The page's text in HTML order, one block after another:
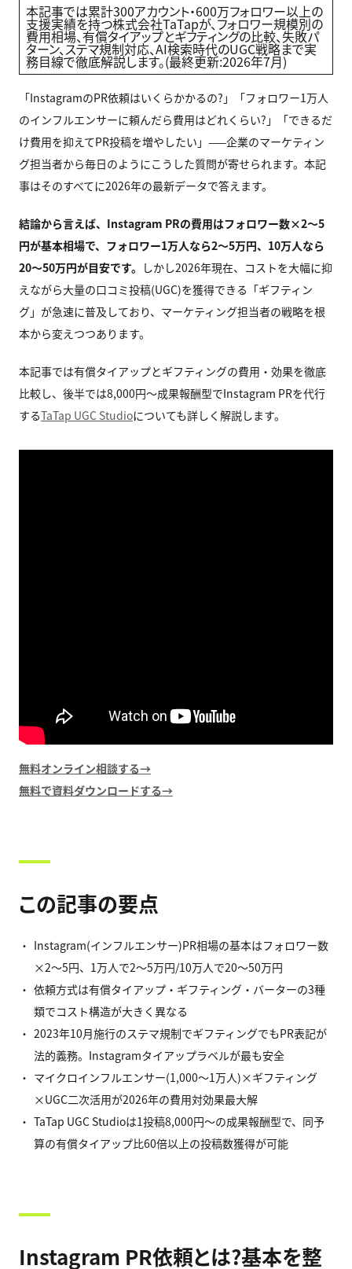
本記事では累計300アカウント・600万フォロワー以上の
支援実績を持つ株式会社TaTapが、フォロワー規模別の
費用相場、有償タイアップとギフティングの比較、失敗パ
ターン、ステマ規制対応、AI検索時代のUGC戦略まで実
務目線で徹底解説します。(最終更新:2026年7月)
「InstagramのPR依頼はいくらかかるの?」「フォロワー1万人
のインフルエンサーに頼んだら費用はどれくらい?」「できるだ
け費用を抑えてPR投稿を増やしたい」——企業のマーケティン
グ担当者から毎日のようにこうした質問が寄せられます。本記
事はそのすべてに2026年の最新データで答えます。
結論から言えば、Instagram PRの費用はフォロワー数×2〜5
円が基本相場で、フォロワー1万人なら2〜5万円、10万人なら
20〜50万円が目安です。 しかし2026年現在、コストを大幅に抑
えながら大量の口コミ投稿(UGC)を獲得できる「ギフティン
グ」が急速に普及しており、マーケティング担当者の戦略を根
本から変えつつあります。
本記事では有償タイアップとギフティングの費用・効果を徹底
比較し、後半では8,000円〜成果報酬型でInstagram PRを代行
するTaTap UGC Studioについても詳しく解説します。
無料オンライン相談する→
無料で資料ダウンロードする→
この記事の要点
Instagram(インフルエンサー)PR相場の基本はフォロワー数
×2〜5円、1万人で2〜5万円/10万人で20〜50万円
依頼方式は有償タイアップ・ギフティング・バーターの3種
類でコスト構造が大きく異なる
2023年10月施行のステマ規制でギフティングでもPR表記が
法的義務。Instagramタイアップラベルが最も安全
マイクロインフルエンサー(1,000〜1万人)×ギフティング
×UGC二次活用が2026年の費用対効果最大解
TaTap UGC Studioは1投稿8,000円〜の成果報酬型で、同予
算の有償タイアップ比60倍以上の投稿数獲得が可能
Instagram PR依頼とは?基本を整